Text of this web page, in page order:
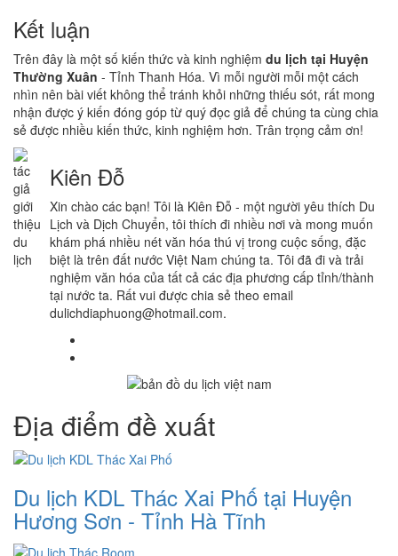
Kết luận
Trên đây là một số kiến thức và kinh nghiệm du lịch tại Huyện
Thường Xuân - Tỉnh Thanh Hóa. Vì mỗi người mỗi một cách
nhìn nên bài viết không thể tránh khỏi những thiếu sót, rất mong
nhận được ý kiến đóng góp từ quý đọc giả để chúng ta cùng chia
sẻ được nhiều kiến thức, kinh nghiệm hơn. Trân trọng cảm ơn!
Kiên Đỗ
Xin chào các bạn! Tôi là Kiên Đỗ - một người yêu thích Du
Lịch và Dịch Chuyển, tôi thích đi nhiều nơi và mong muốn
khám phá nhiều nét văn hóa thú vị trong cuộc sống, đặc
biệt là trên đất nước Việt Nam chúng ta. Tôi đã đi và trải
nghiệm văn hóa của tất cả các địa phương cấp tỉnh/thành
tại nước ta. Rất vui được chia sẻ theo email
dulichdiaphuong@hotmail.com.
Địa điểm đề xuất
Du lịch KDL Thác Xai Phố tại Huyện
Hương Sơn - Tỉnh Hà Tĩnh